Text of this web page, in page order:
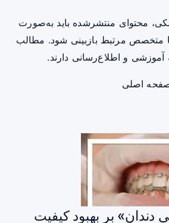
محتوای منتشرشده باید به‌صورت
متخصص مرتبط بازبینی شود. مطالب
آموزشی و اطلاع‌رسانی دارند.
اصلی
دندان» بر بهبود کیفیت